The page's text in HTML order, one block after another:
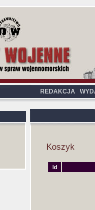
REDAKCJA
Koszyk
Id